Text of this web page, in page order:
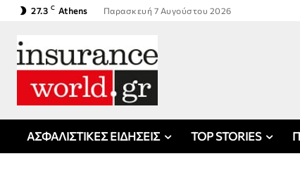
27.3 C Athens Παρασκευή 7 Αυγούστου 2026
ΑΣΦΑΛΙΣΤΙΚΕΣ ΕΙΔΗΣΕΙΣ TOP STORIES